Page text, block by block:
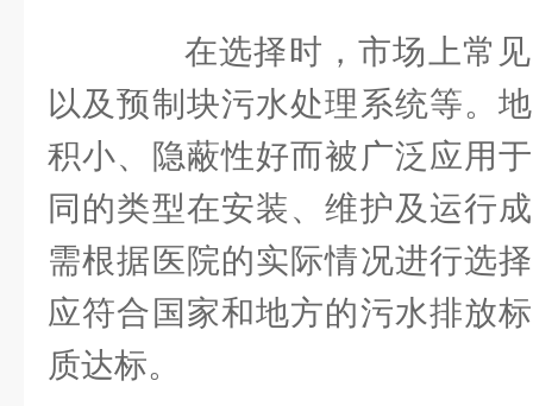
在选择时，市场上常见
以及预制块污水处理系统等。
积小、隐蔽性好而被广泛应用
同的类型在安装、维护及运行
需根据医院的实际情况进行选
应符合国家和地方的污水排放
质达标。